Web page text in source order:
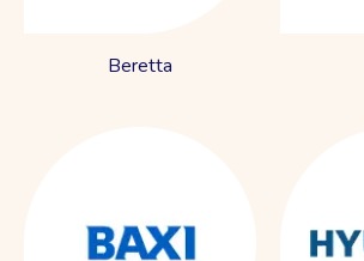
Beretta